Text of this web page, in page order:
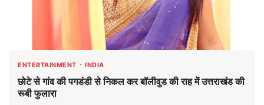
ENTERTAINMENT INDIA
छोटे से गांव की पगडंडी से निकल कर बॉलीवुड की राह में उत्तराखंड की
रूबी फुलारा